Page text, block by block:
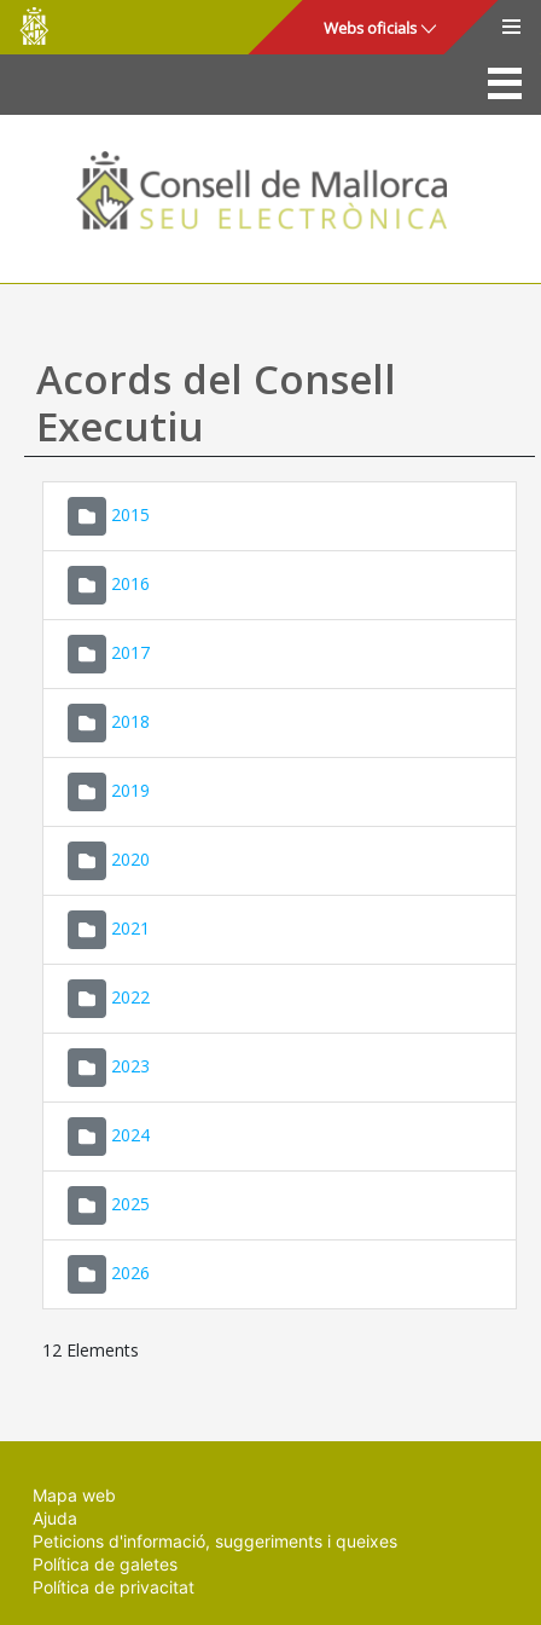
Salta al contingut principal
Consell
de
Mallorca
Webs oficials
La Seu
Consell de Mallorca
Accés i seguretat
Utilitats
Ajuda
Acords del Consell
Executiu
2015
2016
2017
2018
2019
2020
2021
2022
2023
2024
2025
2026
12 Elements
Mapa web
Ajuda
Peticions d'informació, suggeriments i queixes
Política de galetes
Política de privacitat